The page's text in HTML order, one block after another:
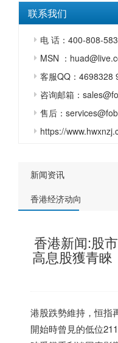
联系我们
电 话：400-808-
MSN ：
客服QQ：4698328
咨询邮箱：
售后：
https://
新闻资讯
香港经济动向
香港新闻:股
高息股獲青
港股跌勢維持，恒指
開始時曾見的低位